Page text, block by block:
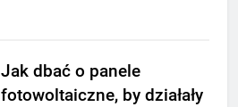
Jak dbać o panele
fotowoltaiczne, by działały